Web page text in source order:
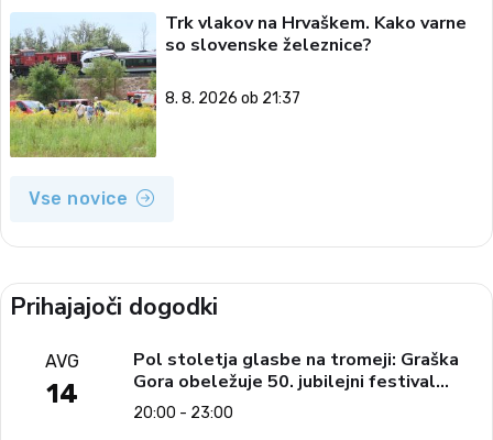
Trk vlakov na Hrvaškem. Kako varne
so slovenske železnice?
8. 8. 2026 ob 21:37
Vse novice
Prihajajoči dogodki
AVG
14
Pol stoletja glasbe na tromeji: Graška
Gora obeležuje 50. jubilejni festival
narodno-zabavne glasbe
20:00 - 23:00